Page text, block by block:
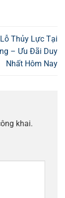
Thủy Lực Tại
– Ưu Đãi Duy
Nhất Hôm Nay
khai.